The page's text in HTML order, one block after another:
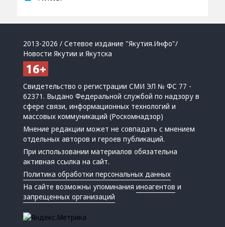
2013-2026 / Сетевое издание "Якутия.Инфо"/
Новости Якутии и Якутска
Свидетельство о регистрации СМИ ЭЛ № ФС 77 -
62371. Выдано Федеральной службой по надзору в
сфере связи, информационных технологий и
массовых коммуникаций (Роскомнадзор)
Мнение редакции может не совпадать с мнением
отдельных авторов и героев публикаций.
При использовании материалов обязательна
активная ссылка на сайт.
Политика обработки персональных данных
На сайте возможны упоминанияиноагентов и
запрещенных организаций